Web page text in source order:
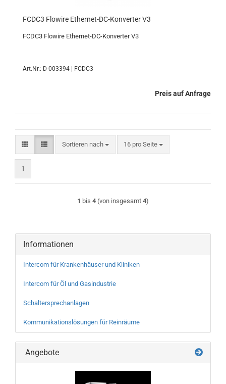
FCDC3 Flowire Ethernet-DC-Konverter V3
FCDC3 Flowire Ethernet-DC-Konverter V3
Art.Nr.: D-003394 | FCDC3
Preis auf Anfrage
Sortieren nach
Sortieren nach 16 pro Seite
pro Seite
1
1 bis 4 (von insgesamt 4)
Informationen
Intercom für Krankenhäuser und Kliniken
Intercom für Öl und Gasindustrie
Schaltersprechanlagen
Kommunikationslösungen für Reinräume
Angebote